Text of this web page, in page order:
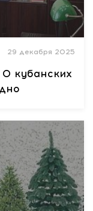
29 декабря 2025
кубанских